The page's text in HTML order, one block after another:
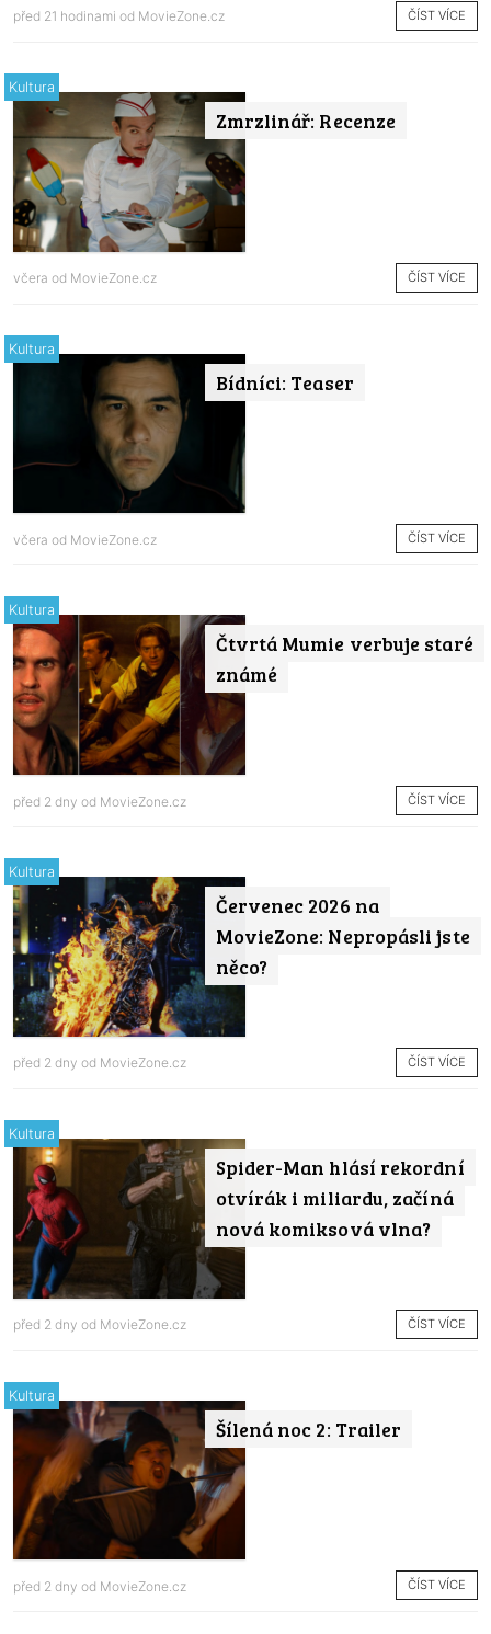
před 21 hodinami od MovieZone.cz ČÍST VÍCE
Zmrzlinář: Recenze
Kultura
včera od MovieZone.cz ČÍST VÍCE
Bídníci: Teaser
Kultura
včera od MovieZone.cz ČÍST VÍCE
Čtvrtá Mumie verbuje staré
známé
Kultura
před 2 dny od MovieZone.cz ČÍST VÍCE
Červenec 2026 na
MovieZone: Nepropásli jste
něco?
Kultura
před 2 dny od MovieZone.cz ČÍST VÍCE
Spider-Man hlásí rekordní
otvírák i miliardu, začíná
nová komiksová vlna?
Kultura
před 2 dny od MovieZone.cz ČÍST VÍCE
Šílená noc 2: Trailer
Kultura
před 2 dny od MovieZone.cz ČÍST VÍCE